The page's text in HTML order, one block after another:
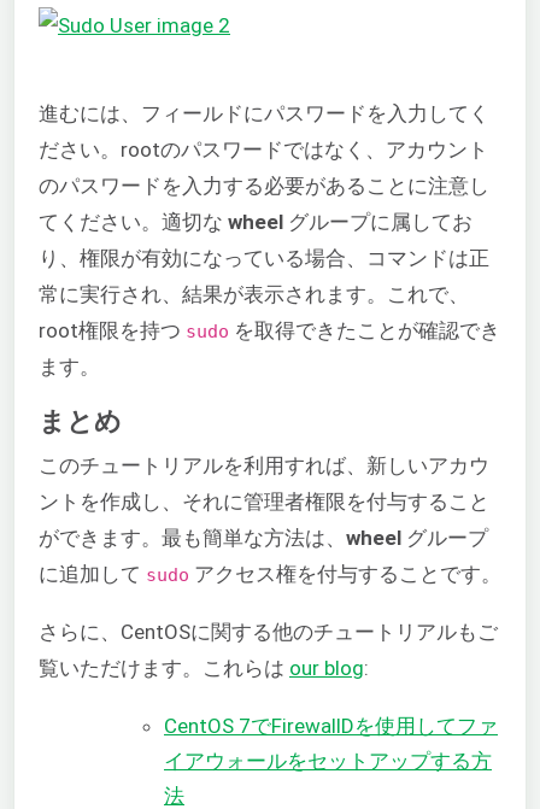
進むには、フィールドにパスワードを入力してく
ださい。rootのパスワードではなく、アカウント
のパスワードを入力する必要があることに注意し
てください。適切な wheel グループに属してお
り、権限が有効になっている場合、コマンドは正
常に実行され、結果が表示されます。これで、
root権限を持つ sudo を取得できたことが確認でき
ます。
まとめ
このチュートリアルを利用すれば、新しいアカウ
ントを作成し、それに管理者権限を付与すること
ができます。最も簡単な方法は、 wheel グループ
に追加して sudo アクセス権を付与することです。
さらに、CentOSに関する他のチュートリアルもご
覧いただけます。これらは our blog:
CentOS 7でFirewallDを使用してファ
イアウォールをセットアップする方
法